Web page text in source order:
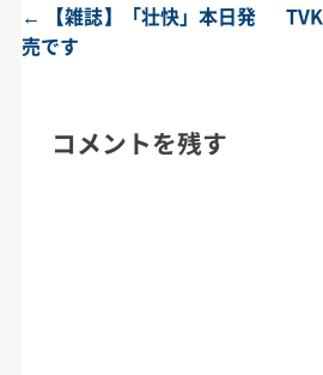
投稿ナビゲーション
←
【雑誌】「壮快」本日発
売です
コメントを残す